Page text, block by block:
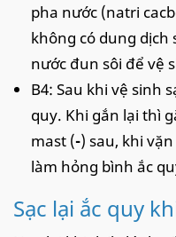
pha nước (natri
không có dung dịch
nước đun sôi để vệ
B4: Sau khi vệ sinh
quy. Khi gắn lại thì
mast (-) sau, khi
làm hỏng bình ắc
Sạc lại ắc quy